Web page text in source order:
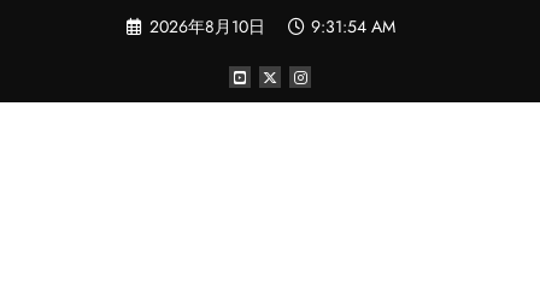
ツ
2026年8月10日 9:31:55 AM